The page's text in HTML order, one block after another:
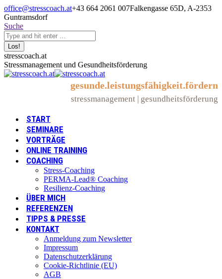
Zum
Inhalt
springen
office@stresscoach.at+43 664 2061 007Falkengasse 65D, A-2353
Guntramsdorf
Search:
Suche
Linkedin
page
opens
XING
page
opens
YouTube
page
opens
stresscoach.at
Stressmanagement und Gesundheitsförderung
gesunde.leistungsfähigkeit.fördern
stressmanagement | gesundheitsförderung
START
SEMINARE
VORTRÄGE
ONLINE TRAINING
COACHING
Stress-Coaching
PERMA-Lead® Coaching
Resilienz-Coaching
ÜBER MICH
REFERENZEN
TIPPS & PRESSE
KONTAKT
Anmeldung zum Newsletter
Impressum
Datenschutzerklärung
Cookie-Richtlinie (EU)
AGB